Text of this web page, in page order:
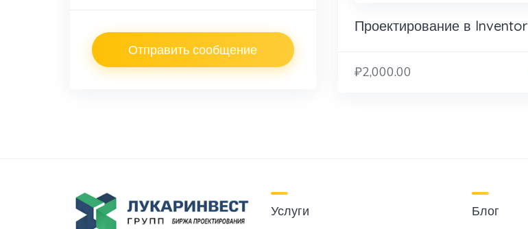
Отправить сообщение
Проектирование в Inventor
₽2,000.00
Услуги Блог